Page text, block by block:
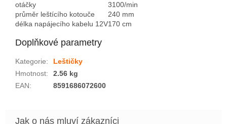
otáčky
3100/min
průměr leštícího kotouče
240 mm
délka napájecího kabelu 12V170 cm
Doplňkové parametry
Kategorie:
Leštičky
Hmotnost:
2.56 kg
EAN: 8591686072600